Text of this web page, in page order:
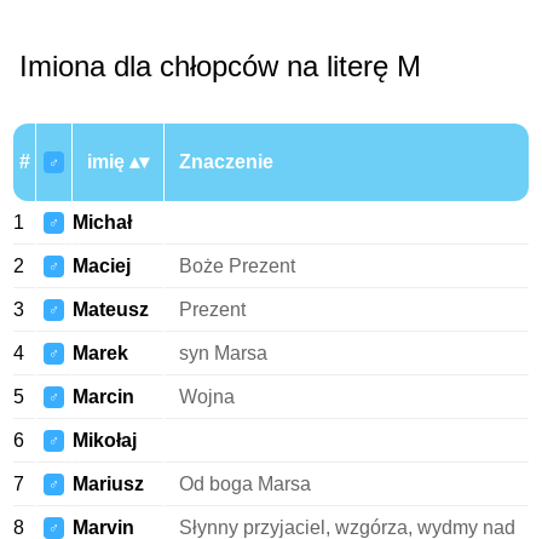
Imiona dla chłopców na literę M
# ♂ imię Znaczenie
1 ♂ Michał
2 ♂ Maciej Boże Prezent
3 ♂ Mateusz Prezent
4 ♂ Marek syn Marsa
5 ♂ Marcin Wojna
6 ♂ Mikołaj
7 ♂ Mariusz Od boga Marsa
8 ♂ Marvin
Słynny przyjaciel, wzgórza, wydmy nad